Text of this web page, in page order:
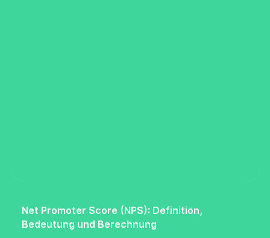
Net Promoter Score (NPS): Definition,
Bedeutung und Berechnung